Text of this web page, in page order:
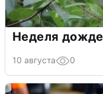
Неделя
10 августа 0